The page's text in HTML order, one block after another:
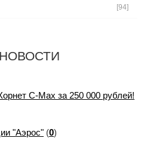
[94]
C-Max за 250 000 рублей!
"Аэрос" (0)